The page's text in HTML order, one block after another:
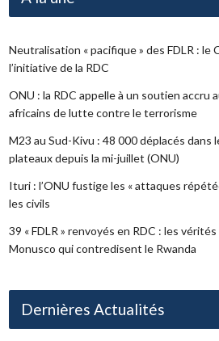
Neutralisation « pacifique » des FDLR : le
l’initiative de la RDC
ONU : la RDC appelle à un soutien accru
africains de lutte contre le terrorisme
M23 au Sud-Kivu : 48 000 déplacés dans
plateaux depuis la mi-juillet (ONU)
Ituri : l’ONU fustige les « attaques
les civils
39 « FDLR » renvoyés en RDC : les vérités
Monusco qui contredisent le Rwanda
Dernières Actualités